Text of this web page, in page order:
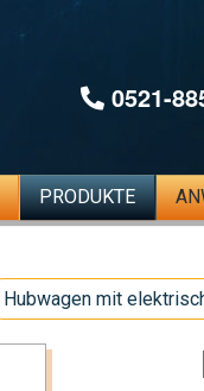
0521-
PRODUKTE
Hubwagen mit